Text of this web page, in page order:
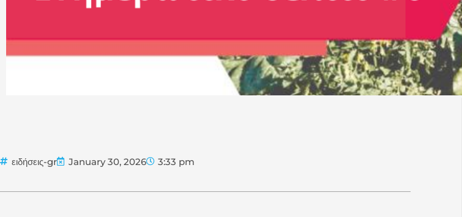
ειδήσεις-gr January 30, 2026 3:33 pm